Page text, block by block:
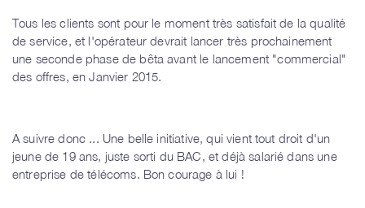
Tous les clients sont pour le moment très satisfait de la qualité
de service, et l'opérateur devrait lancer très prochainement
une seconde phase de bêta avant le lancement "commercial"
des offres, en Janvier 2015.
A suivre donc ... Une belle initiative, qui vient tout droit d'un
jeune de 19 ans, juste sorti du BAC, et déjà salarié dans une
entreprise de télécoms. Bon courage à lui !